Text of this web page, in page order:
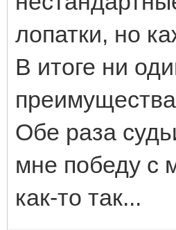
лопатки, но
В итоге ни
Обе раза
мне победу с
как-то так...